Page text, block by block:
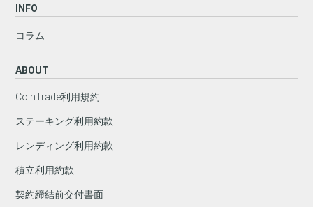
INFO
コラム
ABOUT
CoinTrade利用規約
ステーキング利用約款
レンディング利用約款
積立利用約款
契約締結前交付書面